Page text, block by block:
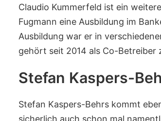
Claudio Kummerfeld ist ein
Fugmann eine Ausbildung im
Ausbildung war er in
gehört seit 2014 als Co-Betreiber
Stefan Kaspers-
Stefan Kaspers-Behrs kommt
sicherlich auch schon mal